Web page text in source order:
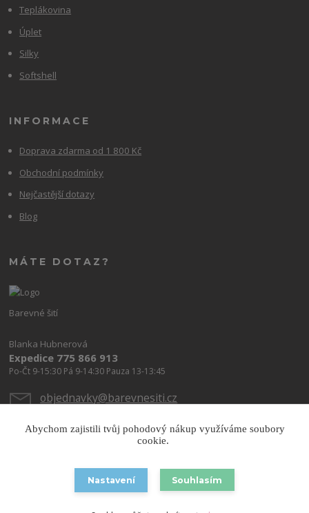
Teplákovina
Úplet
Silky
Softshell
INFORMACE
Doprava zdarma od 1 800 Kč
Obchodní podmínky
Nejčastější dotazy
Blog
MÁTE DOTAZ?
Barevné šití
Blanka Hubnerová
Expedice 775 866 913
Po-Čt 9-15:30 Pá 9-14:30 Pauza 13-13:45
objednavky@barevnesiti.cz
Abychom zajistili tvůj pohodový nákup využíváme soubory
cookie.
Nastavení Souhlasím